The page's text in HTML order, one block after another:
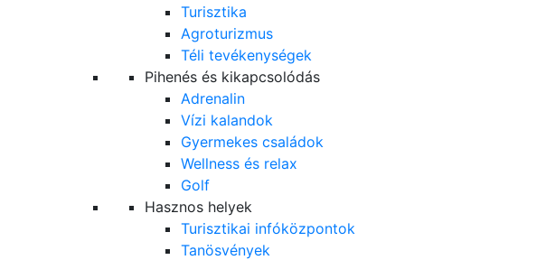
Turisztika
Agroturizmus
Téli tevékenységek
Pihenés és kikapcsolódás
Adrenalin
Vízi kalandok
Gyermekes családok
Wellness és relax
Golf
Hasznos helyek
Turisztikai infóközpontok
Tanösvények